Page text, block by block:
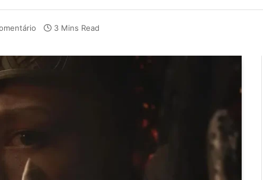
3 Mins Read